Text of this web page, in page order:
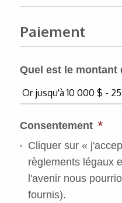
Paiement
Quel est le montant
Consentement *
Cliquer sur «
règlements légaux
l'avenir nous
fournis).